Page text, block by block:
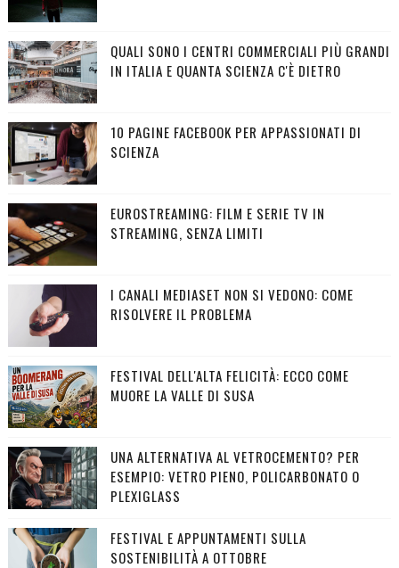
QUALI SONO I CENTRI COMMERCIALI PIÙ GRANDI
IN ITALIA E QUANTA SCIENZA C'È DIETRO
10 PAGINE FACEBOOK PER APPASSIONATI DI
SCIENZA
EUROSTREAMING: FILM E SERIE TV IN
STREAMING, SENZA LIMITI
I CANALI MEDIASET NON SI VEDONO: COME
RISOLVERE IL PROBLEMA
FESTIVAL DELL'ALTA FELICITÀ: ECCO COME
MUORE LA VALLE DI SUSA
UNA ALTERNATIVA AL VETROCEMENTO? PER
ESEMPIO: VETRO PIENO, POLICARBONATO O
PLEXIGLASS
FESTIVAL E APPUNTAMENTI SULLA
SOSTENIBILITÀ A OTTOBRE